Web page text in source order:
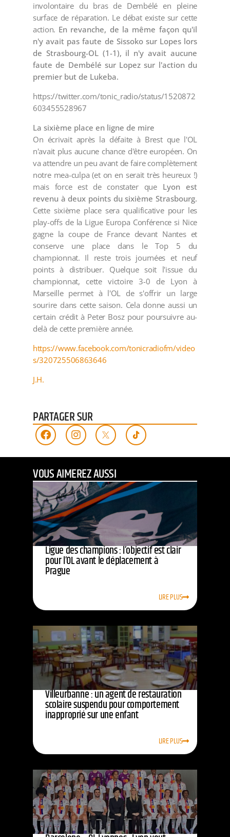
involontaire du bras de Dembélé en pleine
surface de réparation. Le débat existe sur cette
action. En revanche, de la même façon qu'il
n'y avait pas faute de Sissoko sur Lopes lors
de Strasbourg-OL (1-1), il n'y avait aucune
faute de Dembélé sur Lopez sur l'action du
premier but de Lukeba.
https://twitter.com/tonic_radio/status/1520872
603455528967
La sixième place en ligne de mire
On écrivait après la défaite à Brest que l'OL
n'avait plus aucune chance d'être européen. On
va attendre un peu avant de faire complètement
notre mea-culpa (et on en serait très heureux !)
mais force est de constater queLyon est
revenu à deux points du sixième Strasbourg.
Cette sixième place sera qualificative pour les
play-offs de la Ligue Europa Conférence si Nice
gagne la coupe de France devant Nantes et
conserve une place dans le Top 5 du
championnat. Il reste trois journées et neuf
points à distribuer. Quelque soit l'issue du
championnat, cette victoire 3-0 de Lyon à
Marseille permet à l'OL de s'offrir un large
sourire dans cette saison. Cela donne aussi un
certain crédit à Peter Bosz pour poursuivre au-
delà de cette première année.
https://www.facebook.com/tonicradiofm/video
s/320725506863646
J.H.
PARTAGER SUR
VOUS AIMEREZ AUSSI
Ligue des champions : l’objectif est clair
pour l’OL avant le déplacement à
Prague
LIRE PLUS
Villeurbanne : un agent de restauration
scolaire suspendu pour comportement
inapproprié sur une enfant
LIRE PLUS